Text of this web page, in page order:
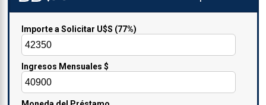
Importe a Solicitar U$S (77%)
Ingresos Mensuales $